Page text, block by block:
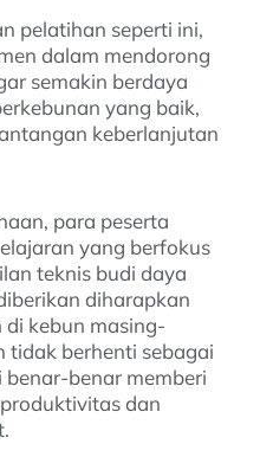
pelatihan seperti ini,
dalam mendorong
semakin berdaya
yang baik,
keberlanjutan
para peserta
yang berfokus
teknis budi daya
diharapkan
kebun masing-
tidak berhenti sebagai
benar memberi
dan